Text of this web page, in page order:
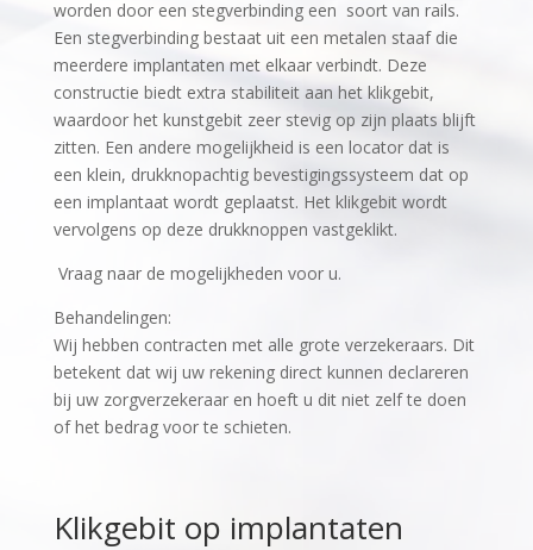
worden door een stegverbinding een soort van rails.
Een stegverbinding bestaat uit een metalen staaf die
meerdere implantaten met elkaar verbindt. Deze
constructie biedt extra stabiliteit aan het klikgebit,
waardoor het kunstgebit zeer stevig op zijn plaats blijft
zitten. Een andere mogelijkheid is een locator dat is
een klein, drukknopachtig bevestigingssysteem dat op
een implantaat wordt geplaatst. Het klikgebit wordt
vervolgens op deze drukknoppen vastgeklikt.
Vraag naar de mogelijkheden voor u.
Behandelingen:
Wij hebben contracten met alle grote verzekeraars. Dit
betekent dat wij uw rekening direct kunnen declareren
bij uw zorgverzekeraar en hoeft u dit niet zelf te doen
of het bedrag voor te schieten.
Klikgebit op implantaten